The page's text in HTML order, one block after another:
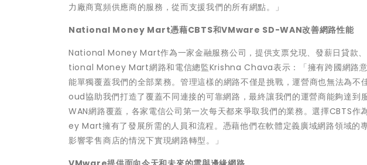
力廠商寬頻供應商的服務，從而支援我們的所有網點。」
National Money Mart憑藉CBTS和VMware SD-WAN改善網路性能
National Money Mart作為一家金融服務公司，提供支票兌現、發薪日貸款
tional Money Mart網路和電信總監Krishna Chava表示：「擁有跨國網路意
能單獨覆蓋我們的全部業務。管理這樣的網路不僅是挑戰，運營商也無法為
oud協助我們打造了覆蓋不同連接的可靠網路，最終讓我們的運營商能夠達
WAN網路覆蓋，各家電信公司第一次每天都來爭取我們的業務。選擇CBTS
ey Mart擁有了發展所需的人員和流程。憑藉他們在軟體定義廣域網路領域的
影響零售商店的情況下實現網路轉型。」